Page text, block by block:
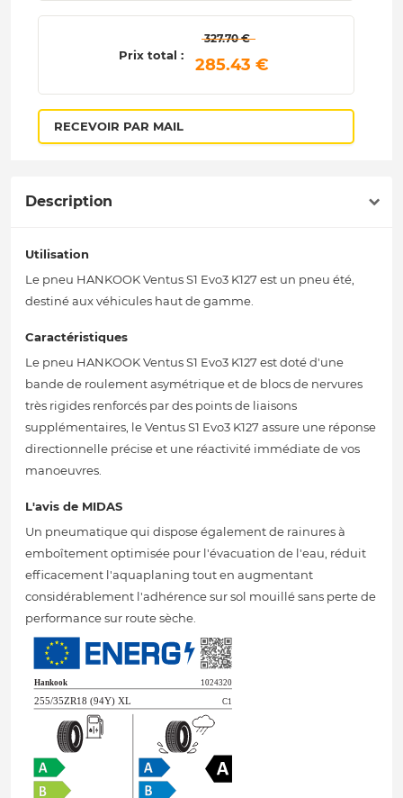
Prix total :
327.70 €
285.43 €
RECEVOIR PAR MAIL
Description
Utilisation
Le pneu HANKOOK Ventus S1 Evo3 K127 est un pneu été,
destiné aux véhicules haut de gamme.
Caractéristiques
Le pneu HANKOOK Ventus S1 Evo3 K127 est doté d'une
bande de roulement asymétrique et de blocs de nervures
très rigides renforcés par des points de liaisons
supplémentaires, le Ventus S1 Evo3 K127 assure une réponse
directionnelle précise et une réactivité immédiate de vos
manoeuvres.
L'avis de MIDAS
Un pneumatique qui dispose également de rainures à
emboîtement optimisée pour l'évacuation de l'eau, réduit
efficacement l'aquaplaning tout en augmentant
considérablement l'adhérence sur sol mouillé sans perte de
performance sur route sèche.